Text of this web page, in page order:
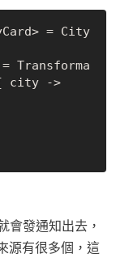
= City
Transforma
{ city ->
會發通知出去，
源有很多個，這